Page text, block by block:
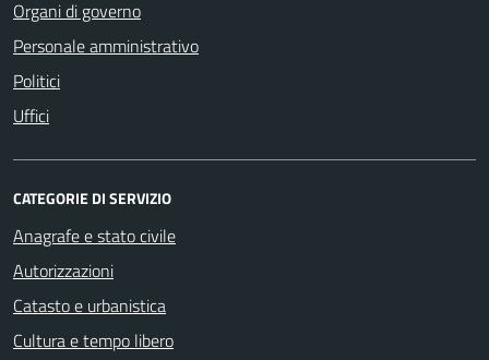
Organi di governo
Personale amministrativo
Politici
Uffici
CATEGORIE DI SERVIZIO
Anagrafe e stato civile
Autorizzazioni
Catasto e urbanistica
Cultura e tempo libero